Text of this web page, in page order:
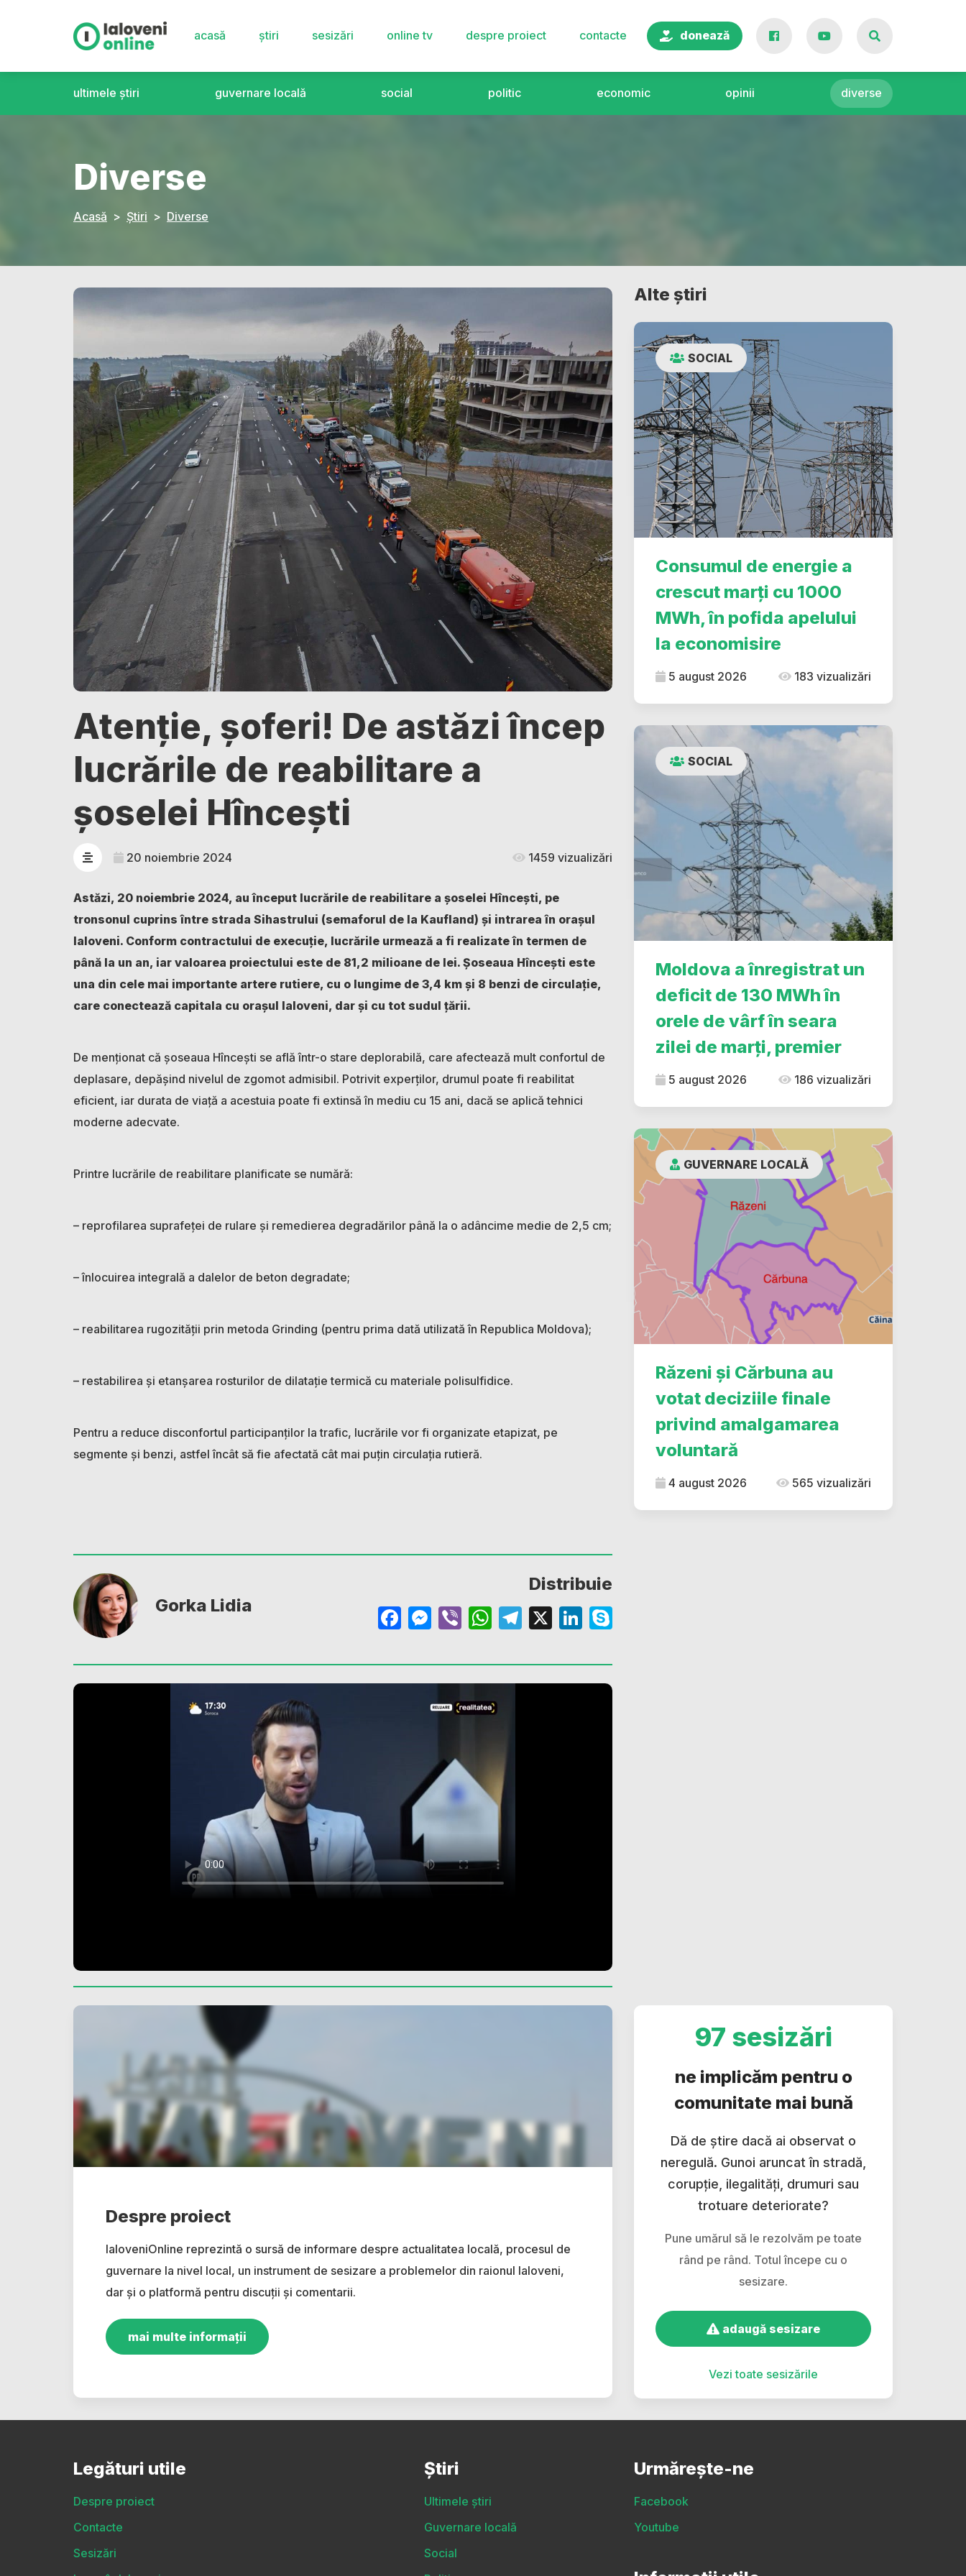
acasă știri sesizări online tv despre proiect contacte donează
ultimele știri guvernare locală social politic economic opinii diverse
Diverse
Acasă Știri Diverse
Atenție, șoferi! De astăzi încep
lucrările de reabilitare a
șoselei Hîncești
20 noiembrie 2024 1459 vizualizări
Astăzi, 20 noiembrie 2024, au început lucrările de reabilitare a șoselei Hîncești, pe
tronsonul cuprins între strada Sihastrului (semaforul de la Kaufland) și intrarea în orașul
Ialoveni. Conform contractului de execuție, lucrările urmează a fi realizate în termen de
până la un an, iar valoarea proiectului este de 81,2 milioane de lei. Șoseaua Hîncești este
una din cele mai importante artere rutiere, cu o lungime de 3,4 km și 8 benzi de circulație,
care conectează capitala cu orașul Ialoveni, dar și cu tot sudul țării.
De menționat că șoseaua Hîncești se află într-o stare deplorabilă, care afectează mult confortul de
deplasare, depășind nivelul de zgomot admisibil. Potrivit experților, drumul poate fi reabilitat
eficient, iar durata de viață a acestuia poate fi extinsă în mediu cu 15 ani, dacă se aplică tehnici
moderne adecvate.
Printre lucrările de reabilitare planificate se numără:
– reprofilarea suprafeței de rulare și remedierea degradărilor până la o adâncime medie de 2,5 cm;
– înlocuirea integrală a dalelor de beton degradate;
– reabilitarea rugozității prin metoda Grinding (pentru prima dată utilizată în Republica Moldova);
– restabilirea și etanșarea rosturilor de dilatație termică cu materiale polisulfidice.
Pentru a reduce disconfortul participanților la trafic, lucrările vor fi organizate etapizat, pe
segmente și benzi, astfel încât să fie afectată cât mai puțin circulația rutieră.
Gorka Lidia
Distribuie
Facebook
Messenger
ViberWhatsApp
Telegram
X LinkedIn
Alte știri
SOCIAL
Consumul de energie a
crescut marți cu 1000
MWh, în pofida apelului
la economisire
5 august 2026 183 vizualizări
SOCIAL
Moldova a înregistrat un
deficit de 130 MWh în
orele de vârf în seara
zilei de marți, premier
5 august 2026 186 vizualizări
GUVERNARE LOCALĂ
Răzeni și Cărbuna au
votat deciziile finale
privind amalgamarea
voluntară
4 august 2026 565 vizualizări
Despre proiect
IaloveniOnline reprezintă o sursă de informare despre actualitatea locală, procesul de
guvernare la nivel local, un instrument de sesizare a problemelor din raionul Ialoveni,
dar și o platformă pentru discuții și comentarii.
mai multe informații
97 sesizări
ne implicăm pentru o
comunitate mai bună
Dă de știre dacă ai observat o
neregulă. Gunoi aruncat în stradă,
corupție, ilegalități, drumuri sau
trotuare deteriorate?
Pune umărul să le rezolvăm pe toate
rând pe rând. Totul începe cu o
sesizare.
adaugă sesizare
Vezi toate sesizările
Legături utile
Despre proiect
Contacte
Sesizări
Știri
Ultimele știri
Guvernare locală
Social
Urmărește-ne
Facebook
Youtube